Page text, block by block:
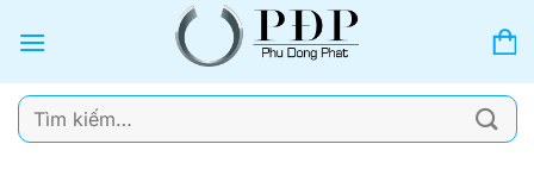
qua
dung
Tìm
kiếm: